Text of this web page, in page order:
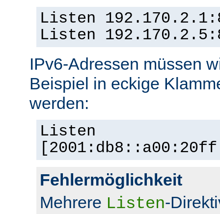
Listen
Listen
IPv6-Adressen müssen
Beispiel in eckige
werden:
Listen
Fehlermöglichkeit
Mehrere Listen-